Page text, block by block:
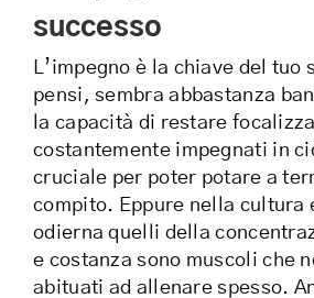
successo
L’impegno è la chiave del tuo
pensi, sembra abbastanza
la capacità di restare
costantemente impegnati in
cruciale per poter potare a
compito. Eppure nella cultura
odierna quelli della
e costanza sono muscoli che
abituati ad allenare spesso.